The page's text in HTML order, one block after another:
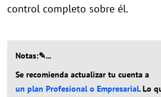
control completo sobre él.
Notas:✎...
Se recomienda actualizar tu cuenta a
un plan Profesional o Empresarial. Lo